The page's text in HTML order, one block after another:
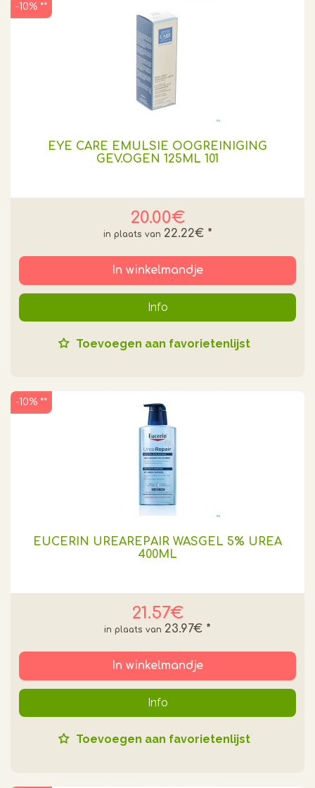
EYE CARE EMULSIE OOGREINIGING
GEV.OGEN 125ML 101
20.00€
22.22€ *
-10% **
In winkelmandje
Info
Toevoegen aan favorietenlijst
EUCERIN UREAREPAIR WASGEL 5% UREA
400ML
21.57€
23.97€ *
-10% **
In winkelmandje
Info
Toevoegen aan favorietenlijst